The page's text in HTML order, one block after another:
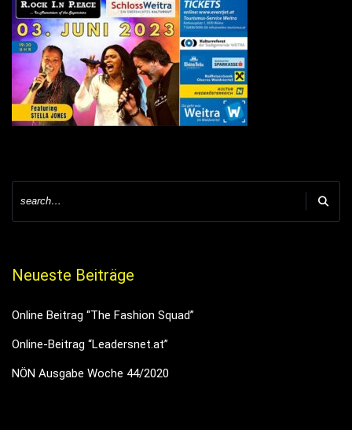
Neueste Beiträge
Online Beitrag “The Fashion Squad”
Online-Beitrag “Leadersnet.at”
NÖN Ausgabe Woche 44/2020